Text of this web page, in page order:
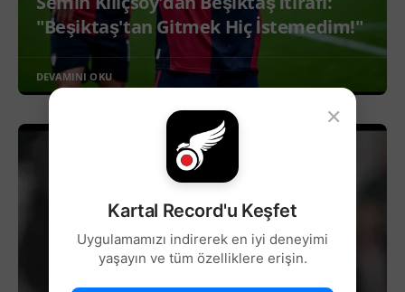
"Beşiktaş'tan Gitmek Hiç İstemedim!"
DEVAMINI OKU
×
Kartal Record'u Keşfet
Uygulamamızı indirerek en iyi deneyimi
yaşayın ve tüm özelliklere erişin.